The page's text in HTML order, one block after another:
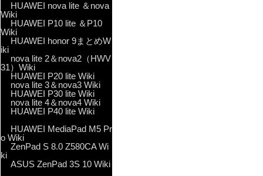
HUAWEI nova lite ＆nova
Wiki
HUAWEI P10 lite ＆P10
Wiki
HUAWEI honor 9まとめW
iki
nova lite 2＆nova2（HWV
31）Wiki
HUAWEI P20 lite Wiki
nova lite 3＆nova3 Wiki
HUAWEI P30 lite Wiki
nova lite 4＆nova4 Wiki
HUAWEI P40 lite Wiki
HUAWEI MediaPad M5 Pr
o Wiki
ZenPad S 8.0 Z580CA Wi
ki
ASUS ZenPad 3S 10 Wiki